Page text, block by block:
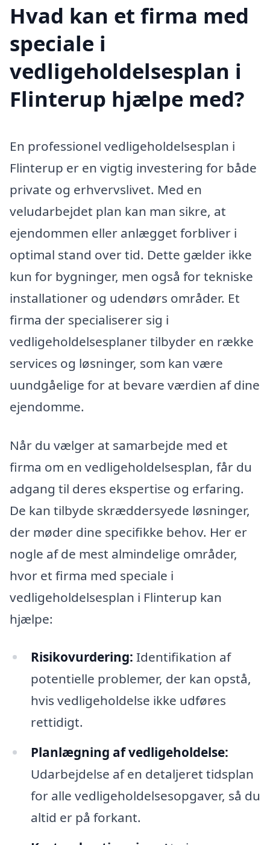
Hvad kan et firma med
speciale i
vedligeholdelsesplan i
Flinterup hjælpe med?
En professionel vedligeholdelsesplan i
Flinterup er en vigtig investering for både
private og erhvervslivet. Med en
veludarbejdet plan kan man sikre, at
ejendommen eller anlægget forbliver i
optimal stand over tid. Dette gælder ikke
kun for bygninger, men også for tekniske
installationer og udendørs områder. Et
firma der specialiserer sig i
vedligeholdelsesplaner tilbyder en række
services og løsninger, som kan være
uundgåelige for at bevare værdien af dine
ejendomme.
Når du vælger at samarbejde med et
firma om en vedligeholdelsesplan, får du
adgang til deres ekspertise og erfaring.
De kan tilbyde skræddersyede løsninger,
der møder dine specifikke behov. Her er
nogle af de mest almindelige områder,
hvor et firma med speciale i
vedligeholdelsesplan i Flinterup kan
hjælpe:
Risikovurdering: Identifikation af
potentielle problemer, der kan opstå,
hvis vedligeholdelse ikke udføres
rettidigt.
Planlægning af vedligeholdelse:
Udarbejdelse af en detaljeret tidsplan
for alle vedligeholdelsesopgaver, så du
altid er på forkant.